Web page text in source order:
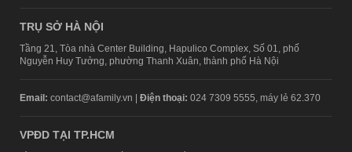
TRỤ SỞ HÀ NỘI
Tầng 21, Tòa nhà Center Building, Hapulico Complex, Số 01, phố
Nguyễn Huy Tưởng, phường Thanh Xuân, thành phố Hà Nội
Email: contact@afamily.vn | Điện thoại: 024 7309 5555, máy lẻ 62.370
VPĐD TẠI TP.HCM